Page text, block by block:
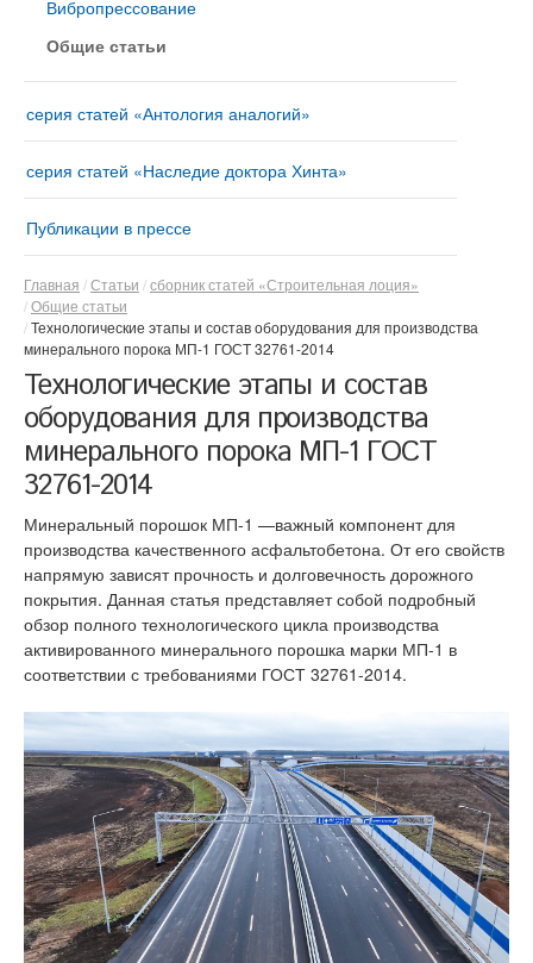
Вибропрессование
Общие статьи
серия статей «Антология аналогий»
серия статей «Наследие доктора Хинта»
Публикации в прессе
Главная Статьи сборник статей «Строительная лоция»
Общие статьи
Технологические этапы и состав оборудования для производства
минерального порока МП-1 ГОСТ 32761-2014
Технологические этапы и состав
оборудования для производства
минерального порока МП-1 ГОСТ
32761-2014
Минеральный порошок МП-1 —важный компонент для
производства качественного асфальтобетона. От его свойств
напрямую зависят прочность и долговечность дорожного
покрытия. Данная статья представляет собой подробный
обзор полного технологического цикла производства
активированного минерального порошка марки МП-1 в
соответствии с требованиями ГОСТ 32761-2014.